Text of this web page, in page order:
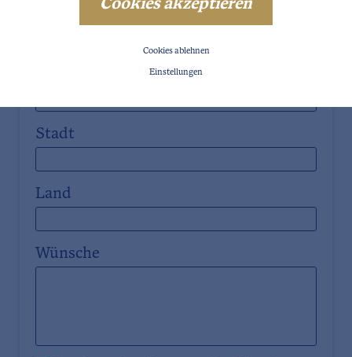
Stadt
Land
Wünsche
Cookies akzeptieren
Cookies ablehnen
Einstellungen